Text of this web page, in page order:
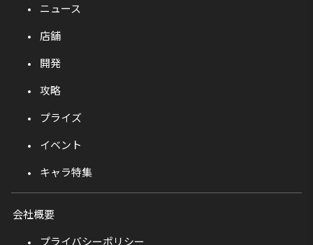
ニュース
店舗
開発
攻略
プライズ
イベント
キャラ特集
会社概要
プライバシーポリシー